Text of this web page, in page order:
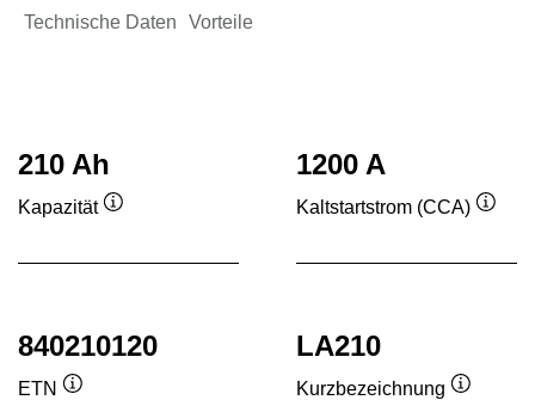
Technische Daten Vorteile
210 Ah
Kapazität
1200 A
Kaltstartstrom (CCA)
840210120
ETN
LA210
Kurzbezeichnung